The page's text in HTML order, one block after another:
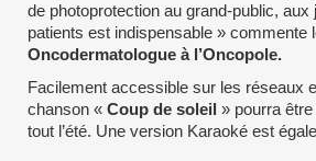
de photoprotection au grand-public, aux
patients est indispensable » commente
Oncodermatologue à l’Oncopole.
Facilement accessible sur les réseaux
chanson « Coup de soleil » pourra
tout l’été. Une version Karaoké est